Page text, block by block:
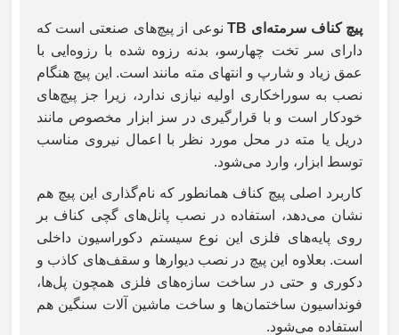
پیچ کناف سرمته‌ای TBنوعی از پیچ‌های صنعتی است که
دارای سر تخت چهارسو، بدنه رزوه شده با رزوه‌ایی با
عمق زیاد و شارپ و انتهای مته مانند است. این پیچ هنگام
نصب به سوراخکاری اولیه نیازی ندارد، زیرا جز پیچ‌های
خودکار است و با قرارگیری در سز ابزار مخصوص مانند
دریل یا مته در محل مورد نظر با اعمال نیروی مناسب
توسط ابزار، وارد می‌شود.
کاربرد اصلی پیچ کناف همانطور که نام‌گذاری این پیچ هم
نشان می‌دهد، استفاده در نصب پانل‌های گچی کناف بر
روی پایه‌های فلزی این نوع سیستم دکوراسیون داخلی
است. بعلاوه این پیچ در نصب دیوارها و سقف‌های کاذب و
دکوری و حتی در ساخت سازه‌های فلزی همچون پل‌ها،
فونداسیون ساختمان‌ها و ساخت ماشین آلات سنگین هم
استفاده می‌شود.